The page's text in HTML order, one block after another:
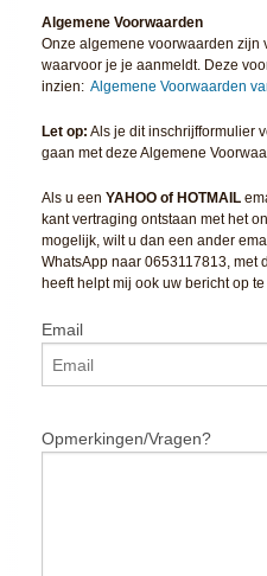
Algemene Voorwaarden
Onze algemene voorwaarden zijn
waarvoor je je aanmeldt. Deze
inzien: Algemene Voorwaarden
Let op: Als je dit inschrijfformulier
gaan met deze Algemene
Als u een YAHOO of HOTMAIL
kant vertraging ontstaan met het
mogelijk, wilt u dan een ander
WhatsApp naar 0653117813, met
heeft helpt mij ook uw bericht op te
Email
Opmerkingen/Vragen?